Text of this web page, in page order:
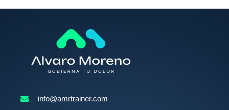
info@amrtrainer.com